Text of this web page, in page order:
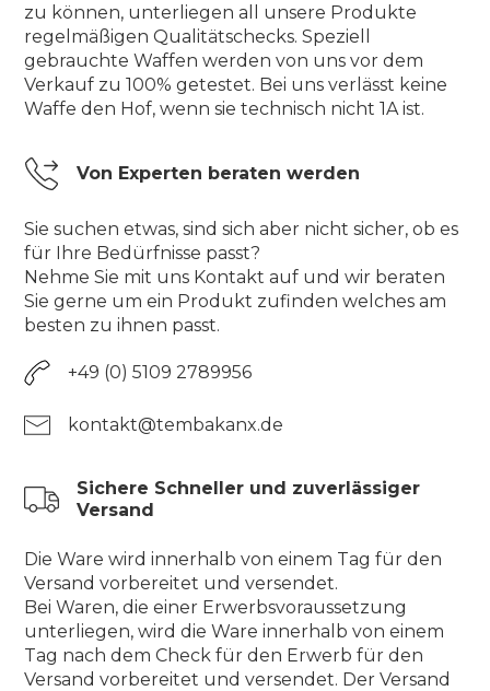
zu können, unterliegen all unsere Produkte
regelmäßigen Qualitätschecks. Speziell
gebrauchte Waffen werden von uns vor dem
Verkauf zu 100% getestet. Bei uns verlässt keine
Waffe den Hof, wenn sie technisch nicht 1A ist.
Von Experten beraten werden
Sie suchen etwas, sind sich aber nicht sicher, ob es
für Ihre Bedürfnisse passt?
Nehme Sie mit uns Kontakt auf und wir beraten
Sie gerne um ein Produkt zufinden welches am
besten zu ihnen passt.
+49 (0) 5109 2789956
kontakt@tembakanx.de
Sichere Schneller und zuverlässiger
Versand
Die Ware wird innerhalb von einem Tag für den
Versand vorbereitet und versendet.
Bei Waren, die einer Erwerbsvoraussetzung
unterliegen, wird die Ware innerhalb von einem
Tag nach dem Check für den Erwerb für den
Versand vorbereitet und versendet. Der Versand